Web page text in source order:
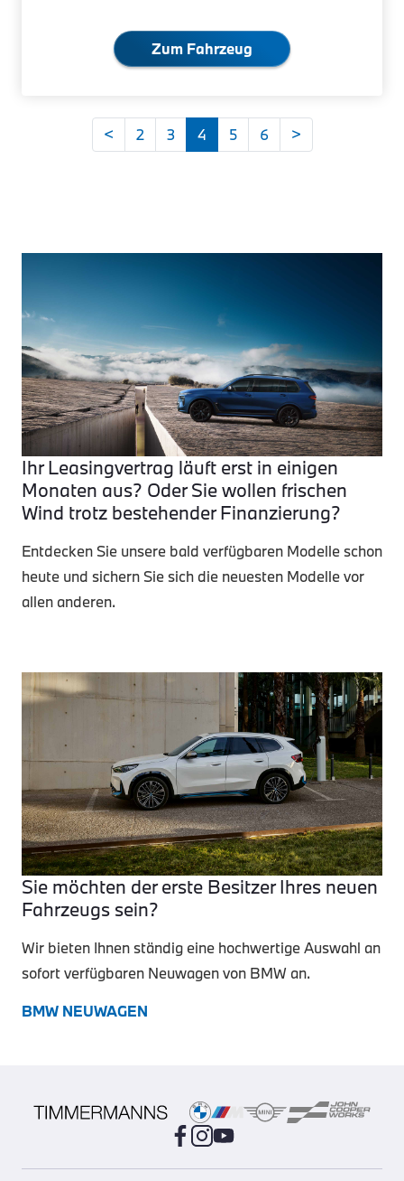
Zum Fahrzeug
< 2 3 4 5 6 >
Ihr Leasingvertrag läuft erst in einigen
Monaten aus? Oder Sie wollen frischen
Wind trotz bestehender Finanzierung?
Entdecken Sie unsere bald verfügbaren Modelle schon
heute und sichern Sie sich die neuesten Modelle vor
allen anderen.
Sie möchten der erste Besitzer Ihres neuen
Fahrzeugs sein?
Wir bieten Ihnen ständig eine hochwertige Auswahl an
sofort verfügbaren Neuwagen von BMW an.
BMW NEUWAGEN